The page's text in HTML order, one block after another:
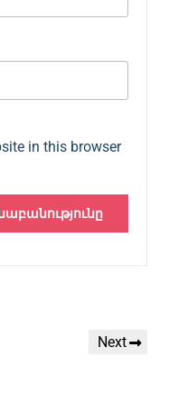
in this browser
Next
Next